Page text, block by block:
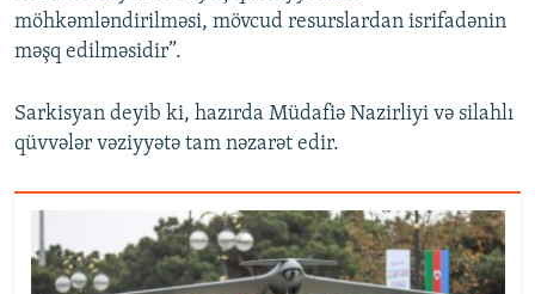
möhkəmləndirilməsi, mövcud resurslardan isrifadənin
məşq edilməsidir”.
Sarkisyan deyib ki, hazırda Müdafiə Nazirliyi və silahlı
qüvvələr vəziyyətə tam nəzarət edir.